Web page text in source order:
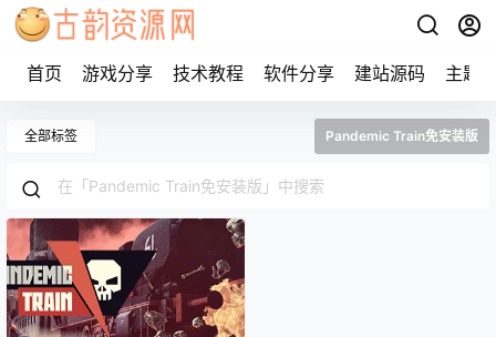
首页 游戏分享 技术教程 软件分享 建站源码 主题
全部标签 Pandemic Train免安装版